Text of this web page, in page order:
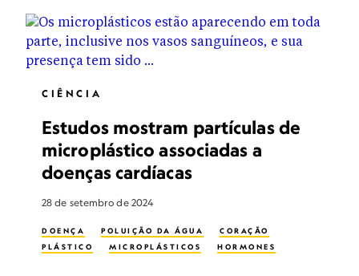
CIÊNCIA
Estudos mostram partículas de
microplástico associadas a
doenças cardíacas
28 de setembro de 2024
DOENÇA POLUIÇÃO DA ÁGUA
CORAÇÃO
PLÁSTICO
MICROPLÁSTICOS HORMONES